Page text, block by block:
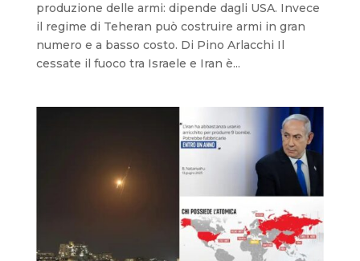
produzione delle armi: dipende dagli USA. Invece
il regime di Teheran può costruire armi in gran
numero e a basso costo. Di Pino Arlacchi Il
cessate il fuoco tra Israele e Iran è...